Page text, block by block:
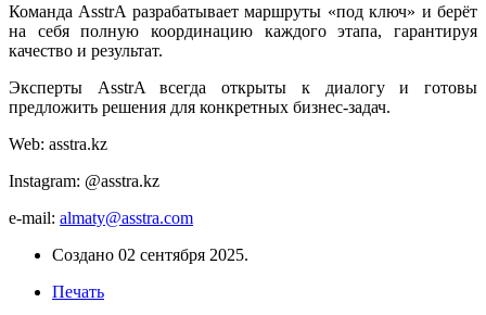
Команда AsstrA разрабатывает маршруты «под ключ» и берёт
на себя полную координацию каждого этапа, гарантируя
качество и результат.
Эксперты AsstrA всегда открыты к диалогу и готовы
предложить решения для конкретных бизнес-задач.
Web: asstra.kz
Instagram: @asstra.kz
e-mail: almaty@asstra.com
Создано 02 сентября 2025.
Печать